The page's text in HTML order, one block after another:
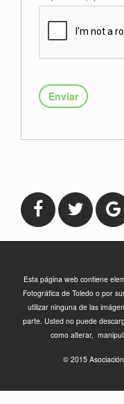
Enviar
Esta página web contiene
Fotográfica de Toledo o por
utilizar ninguna de las
parte. Usted no puede
como alterar,
© 2015